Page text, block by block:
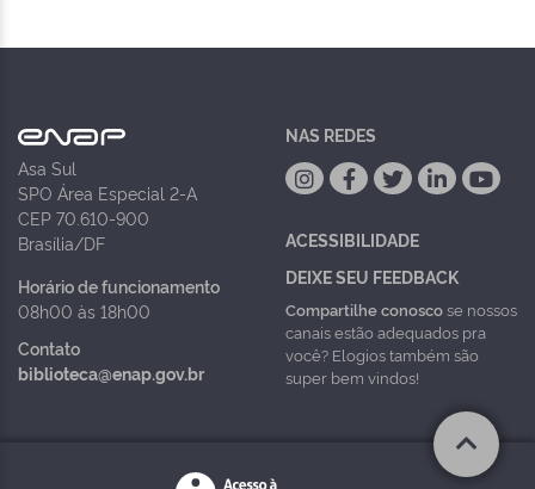
Asa Sul
SPO Área Especial 2-A
CEP 70.610-900
Brasília/DF
Horário de funcionamento
08h00 às 18h00
Contato
biblioteca@enap.gov.br
NAS REDES
ACESSIBILIDADE
DEIXE SEU FEEDBACK
Compartilhe conoscose nossos
canais estão adequados pra
você? Elogios também são
super bem vindos!